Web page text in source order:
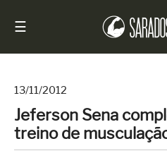
☰
Início
Notícias
13/11/2012
Jeferson Sena
treino de